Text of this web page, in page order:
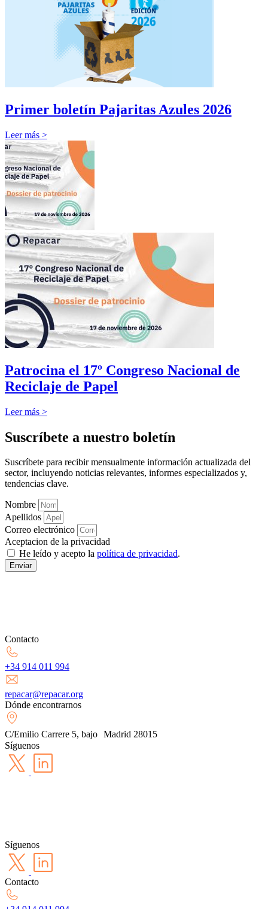
Primer boletín Pajaritas Azules 2026
Leer más >
Patrocina el 17º Congreso Nacional de
Reciclaje de Papel
Leer más >
Suscríbete a nuestro boletín
Suscríbete para recibir mensualmente información actualizada del
sector, incluyendo noticias relevantes, informes especializados y,
tendencias clave.
Nombre
Apellidos
Correo electrónico
Aceptacion de la privacidad
He leído y acepto la política de privacidad.
Enviar
Contacto
+34 914 011 994
repacar@repacar.org
Dónde encontrarnos
C/Emilio Carrere 5, bajo Madrid 28015
Síguenos
Síguenos
Contacto